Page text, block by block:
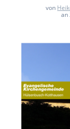
von
an